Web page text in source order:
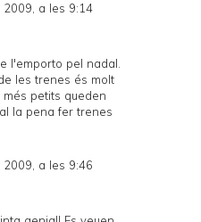
a les 9:14
l'emporto pel nadal.
les trenes és molt
petits queden
la pena fer trenes
a les 9:46